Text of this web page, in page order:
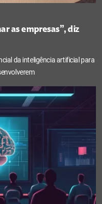
as empresas”, diz
da inteligência artificial para